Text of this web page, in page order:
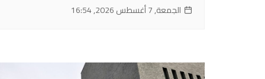
الجمعة, 7 أغسطس 2026, 16:54